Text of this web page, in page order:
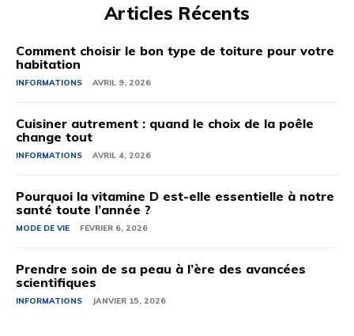
Articles Récents
Comment choisir le bon type de toiture pour votre
habitation
INFORMATIONS AVRIL 9, 2026
Cuisiner autrement : quand le choix de la poêle
change tout
INFORMATIONS AVRIL 4, 2026
Pourquoi la vitamine D est-elle essentielle à notre
santé toute l’année ?
MODE DE VIE FÉVRIER 6, 2026
Prendre soin de sa peau à l’ère des avancées
scientifiques
INFORMATIONS JANVIER 15, 2026